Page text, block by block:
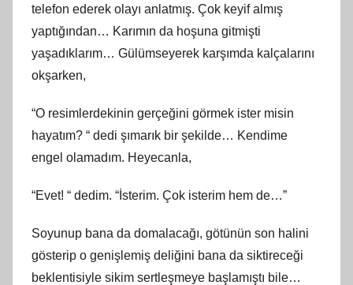
telefon ederek olayı anlatmış. Çok keyif almış
yaptığından… Karımın da hoşuna gitmişti
yaşadıklarım… Gülümseyerek karşımda kalçalarını
okşarken,
“O resimlerdekinin gerçeğini görmek ister misin
hayatım? “ dedi şımarık bir şekilde… Kendime
engel olamadım. Heyecanla,
“Evet! “ dedim. “İsterim. Çok isterim hem de…”
Soyunup bana da domalacağı, götünün son halini
gösterip o genişlemiş deliğini bana da siktireceği
beklentisiyle sikim sertleşmeye başlamıştı bile…